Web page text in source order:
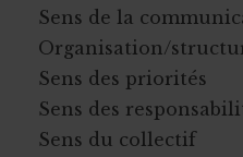
Sens de la
Organisation/
Sens des priorités
Sens des
Sens du collectif